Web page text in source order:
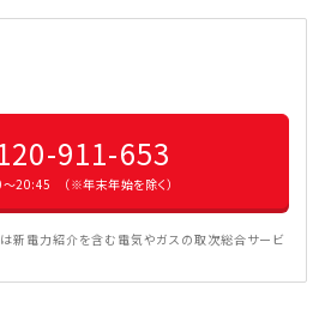
911-653
20:45 （※年末年始を除く）
新電力紹介を含む電気やガスの取次総合サービ